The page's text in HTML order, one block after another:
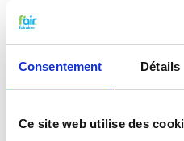
Consentement Détails
Ce site web utilise des
Remplacer les
chauffage et petit
Vous pouvez facilement
votre chauffage de l'air.